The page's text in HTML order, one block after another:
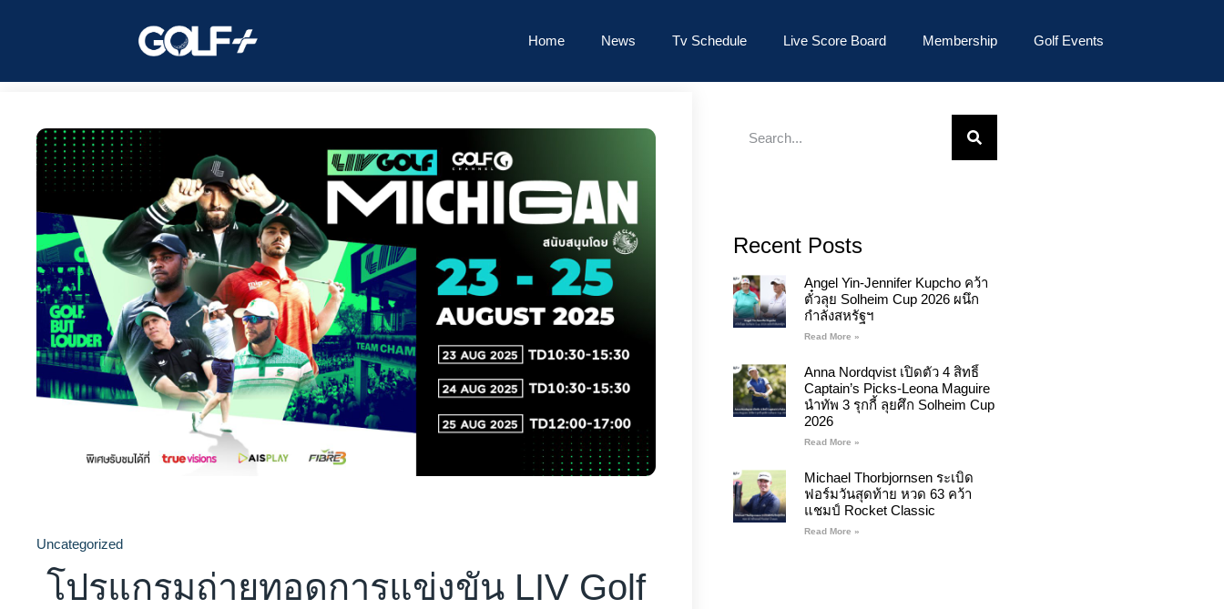
Home News Tv Schedule Live Score Board Membership Golf Events
Uncategorized
โปรแกรมถ่ายทอดการแข่งขัน LIV Golf
Recent Posts
Angel Yin-Jennifer Kupcho คว้า
ตั๋วลุย Solheim Cup 2026 ผนึก
กำลังสหรัฐฯ
Read More »
Anna Nordqvist เปิดตัว 4 สิทธิ์
Captain’s Picks-Leona Maguire
นำทัพ 3 รุกกี้ ลุยศึก Solheim Cup
2026
Read More »
Michael Thorbjornsen ระเบิด
ฟอร์มวันสุดท้าย หวด 63 คว้า
แชมป์ Rocket Classic
Read More »